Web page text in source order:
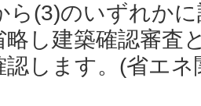
(3)のいずれか
略し建築確認審査
します。(省エ